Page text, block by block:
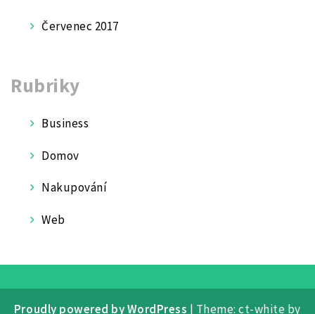
Červenec 2017
Rubriky
Business
Domov
Nakupování
Web
Proudly powered by WordPress | Theme: ct-white by